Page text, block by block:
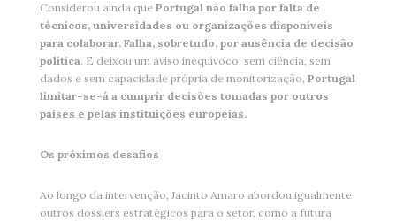
Considerou ainda que Portugal não falha por falta de
técnicos, universidades ou organizações disponíveis
para colaborar. Falha, sobretudo, por ausência de decisão
política. E deixou um aviso inequívoco: sem ciência, sem
dados e sem capacidade própria de monitorização, Portugal
limitar-se-á a cumprir decisões tomadas por outros
países e pelas instituições europeias.
Os próximos desafios
Ao longo da intervenção, Jacinto Amaro abordou igualmente
outros dossiers estratégicos para o setor, como a futura